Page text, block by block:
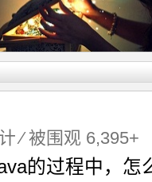
Ubuntu 制作一键安装盘（四
⁄ 被围观 6,395+
的过程中，怎